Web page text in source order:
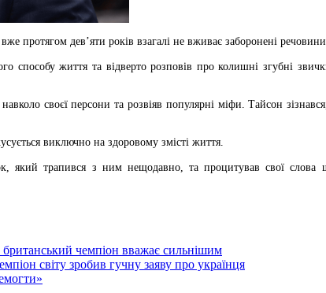
протягом дев’яти років взагалі не вживає заборонені речовини.
способу життя та відверто розповів про колишні згубні
своєї персони та розвіяв популярні міфи. Тайсон
виключно на здоровому змісті життя.
який трапився з ним нещодавно, та процитував свої слова
чемпіон вважає сильнішим
світу зробив гучну заяву про українця